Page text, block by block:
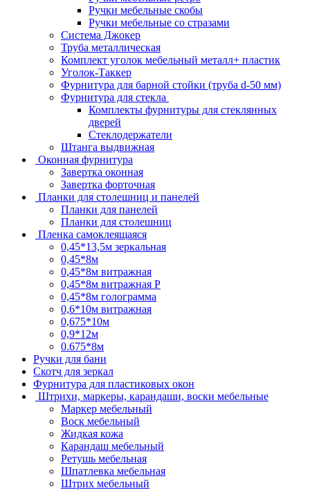
Ручки мебельные скобы
Ручки мебельные со стразами
Система Джокер
Труба металлическая
Комплект уголок мебельный металл+ пластик
Уголок-Таккер
Фурнитура для барной стойки (труба d-50 мм)
Фурнитура для стекла
Комплекты фурнитуры для стеклянных
дверей
Стеклодержатели
Штанга выдвижная
Оконная фурнитура
Завертка оконная
Завертка форточная
Планки для столешниц и панелей
Планки для панелей
Планки для столешниц
Пленка самоклеящаяся
0,45*13,5м зеркальная
0,45*8м
0,45*8м витражная
0,45*8м витражная Р
0,45*8м голограмма
0,6*10м витражная
0,675*10м
0,9*12м
0.675*8м
Ручки для бани
Скотч для зеркал
Фурнитура для пластиковых окон
Штрихи, маркеры, карандаши, воски мебельные
Маркер мебельный
Воск мебельный
Жидкая кожа
Карандаш мебельный
Ретушь мебельная
Шпатлевка мебельная
Штрих мебельный